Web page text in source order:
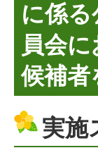
に係
員会
候補者
実施